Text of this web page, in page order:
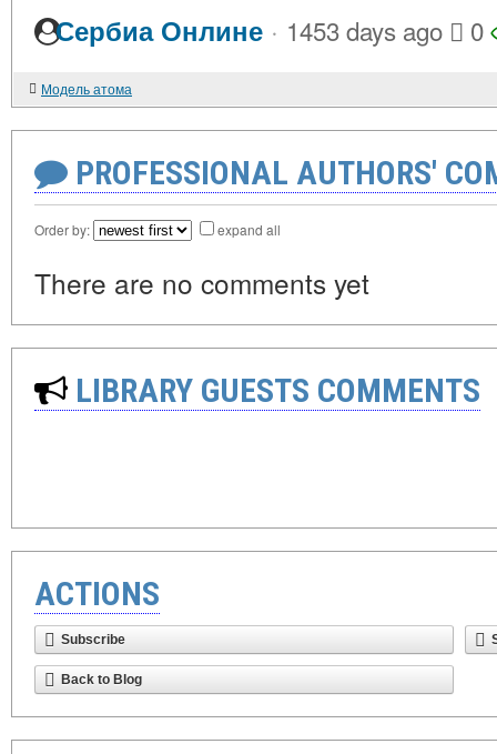
Сербиа Онлине · 1453 days ago 0
Модель атома
PROFESSIONAL AUTHORS'
Order by: expand all
There are no comments yet
LIBRARY GUESTS COMMENTS
ACTIONS
Subscribe
Back to Blog